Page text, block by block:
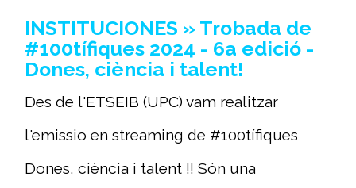
INSTITUCIONES » Trobada de
#100tífiques 2024 - 6a edició -
Dones, ciència i talent!
Des de l'ETSEIB (UPC) vam realitzar
l'emissio en streaming de #100tífiques
Dones, ciència i talent !! Són una